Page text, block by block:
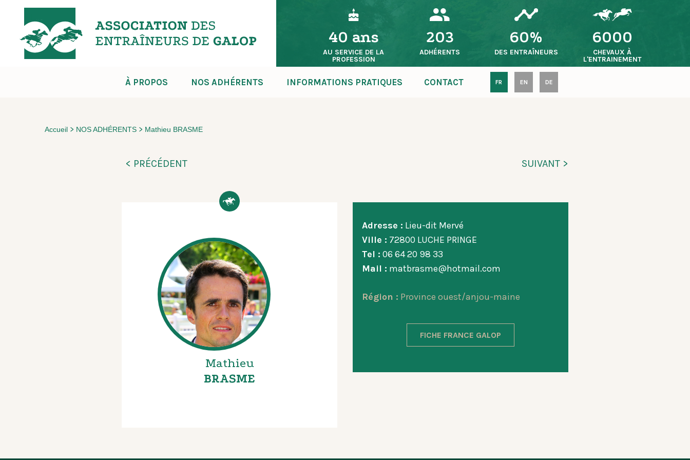
40 ans
AU SERVICE DE LA
PROFESSION
203
ADHÉRENTS
60%
DES ENTRAÎNEURS
6000
CHEVAUX À
L'ENTRAINEMENT
À PROPOS NOS ADHÉRENTS INFORMATIONS PRATIQUES CONTACT FR EN DE
Accueil > NOS ADHÉRENTS > Mathieu BRASME
< PRÉCÉDENT SUIVANT >
Mathieu
BRASME
Adresse : Lieu-dit Mervé
Ville : 72800 LUCHE PRINGE
Tel : 06 64 20 98 33
Mail : matbrasme@hotmail.com
Région : Province ouest/anjou-maine
FICHE FRANCE GALOP